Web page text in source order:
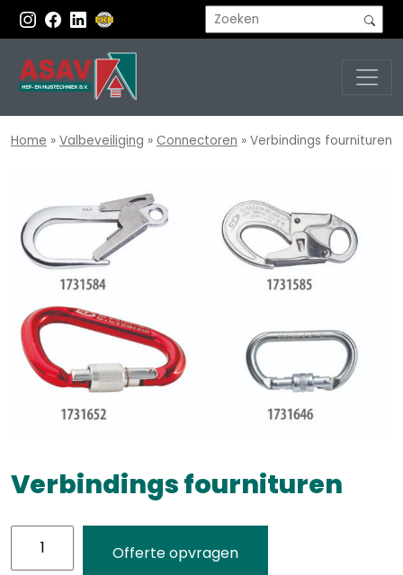
Home » Valbeveiliging » Connectoren » Verbindings fournituren
Verbindings fournituren
Verbindings
Offerte opvragen